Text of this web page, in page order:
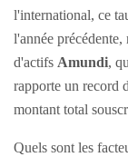
l'international, ce
l'année
d'actifs Amundi,
rapporte un record
montant total
Quels sont les